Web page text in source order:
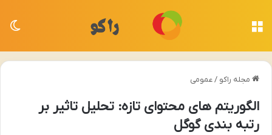
مجله راکو /عمومی
الگوریتم های محتوای تازه: تحلیل تاثیر بر
رتبه بندی گوگل